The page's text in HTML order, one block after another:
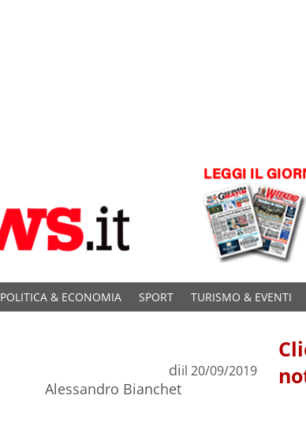
POLITICA & ECONOMIA SPORT TURISMO & EVENTI
di
Alessandro Bianchet
il 20/09/2019